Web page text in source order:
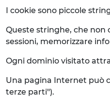
I cookie sono piccole
Queste stringhe, che
sessioni, memorizzare
Ogni dominio visitato
Una pagina Internet può
terze parti").